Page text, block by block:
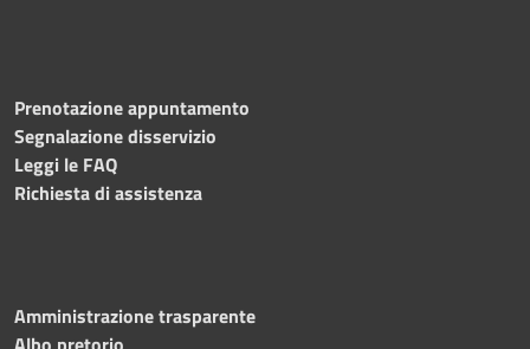
Prenotazione appuntamento
Segnalazione disservizio
Leggi le FAQ
Richiesta di assistenza
Amministrazione trasparente